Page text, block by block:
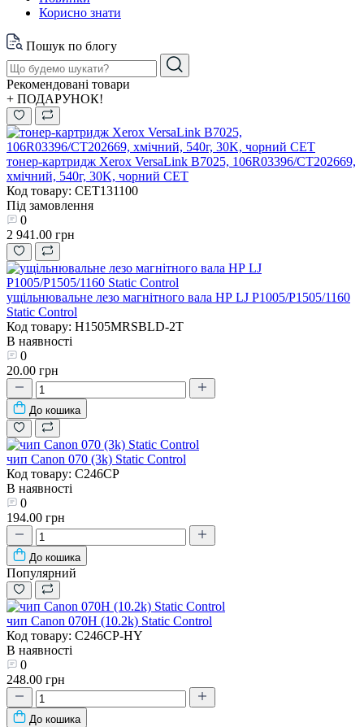
Корисно знати
Пошук по блогу
Рекомендовані товари
+ ПОДАРУНОК!
тонер-картридж Xerox VersaLink B7025, 106R03396/CT202669,
хмічний, 540г, 30K, чорний CET
Код товару: CET131100
Під замовлення
0
2 941.00 грн
ущільнювальне лезо магнітного вала HP LJ P1005/P1505/1160
Static Control
Код товару: H1505MRSBLD-2T
В наявності
0
20.00 грн
До кошика
чип Canon 070 (3k) Static Control
Код товару: C246CP
В наявності
0
194.00 грн
До кошика
Популярний
чип Canon 070H (10.2k) Static Control
Код товару: C246CP-HY
В наявності
0
248.00 грн
До кошика